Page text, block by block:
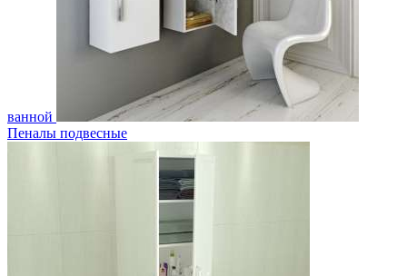
ванной
Пеналы подвесные